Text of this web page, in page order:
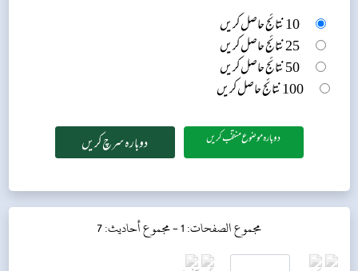
10 نتائج حاصل کریں
25 نتائج حاصل کریں
50 نتائج حاصل کریں
100 نتائج حاصل کریں
دوبارہ موضوع منتخب کریں
مجموع الصفحات: 1 - مجموع أحاديث: 7